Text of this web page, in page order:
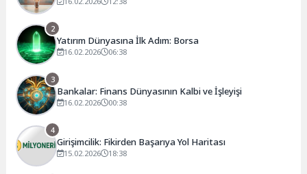
2
Yatırım Dünyasına İlk Adım: Borsa
16.02.2026 06:38
3
Bankalar: Finans Dünyasının Kalbi ve İşleyişi
16.02.2026 00:38
4
Girişimcilik: Fikirden Başarıya Yol Haritası
15.02.2026 18:38